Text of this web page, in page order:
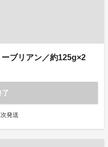
ブリアン／約125g×2
了
発送